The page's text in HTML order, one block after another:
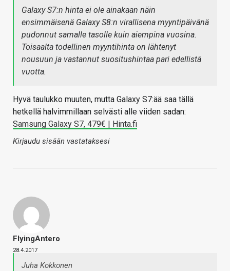
Galaxy S7:n hinta ei ole ainakaan näin
ensimmäisenä Galaxy S8:n virallisena myyntipäivänä
pudonnut samalle tasolle kuin aiempina vuosina.
Toisaalta todellinen myyntihinta on lähtenyt
nousuun ja vastannut suositushintaa pari edellistä
vuotta.
Hyvä taulukko muuten, mutta Galaxy S7:ää saa tällä
hetkellä halvimmillaan selvästi alle viiden sadan:
Samsung Galaxy S7, 479€ | Hinta.fi
Kirjaudu sisään vastataksesi
FlyingAntero
28.4.2017
Juha Kokkonen